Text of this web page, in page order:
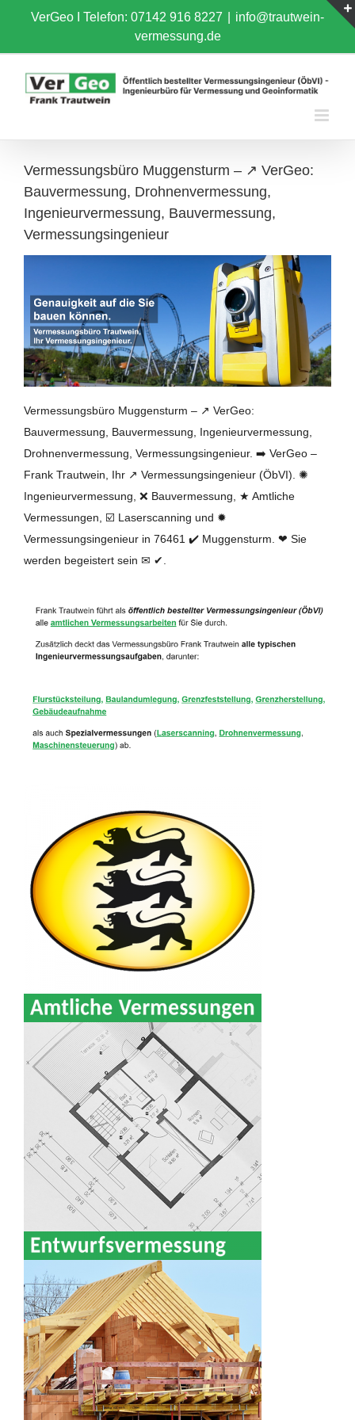
content
VerGeo I Telefon: 07142 916 8227
info@trautwein-
vermessung.de
Vermessungsbüro Muggensturm – ↗️ VerGeo:
Bauvermessung, Drohnenvermessung,
Ingenieurvermessung, Bauvermessung,
Vermessungsingenieur
Vermessungsbüro Muggensturm – ↗️ VerGeo:
Bauvermessung, Bauvermessung, Ingenieurvermessung,
Drohnenvermessung, Vermessungsingenieur. ➡️ VerGeo –
Frank Trautwein, Ihr ↗️ Vermessungsingenieur (ÖbVI). ✺
Ingenieurvermessung, ❌ Bauvermessung, ★ Amtliche
Vermessungen, ☑️ Laserscanning und ✹
Vermessungsingenieur in 76461 ✔️ Muggensturm. ❤ Sie
werden begeistert sein ✉ ✔.